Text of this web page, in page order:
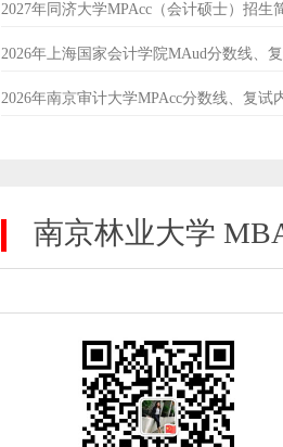
2027年同济大学MPAcc（会计硕士）招生
2026年上海国家会计学院MAud分数线、
2026年南京审计大学MPAcc分数线、复试
南京林业大学